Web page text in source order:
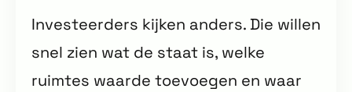
Investeerders kijken anders. Die willen
snel zien wat de staat is, welke
ruimtes waarde toevoegen en waar